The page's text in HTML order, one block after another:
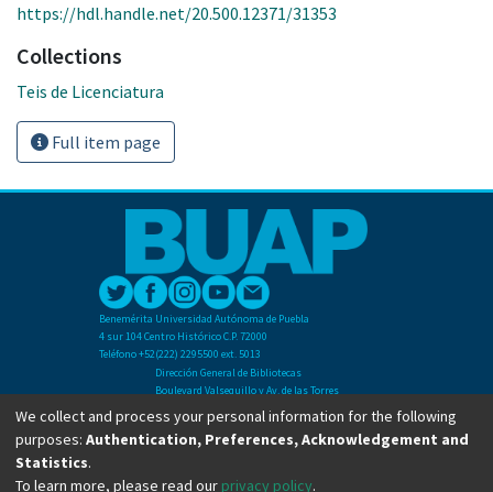
https://hdl.handle.net/20.500.12371/31353
Collections
Teis de Licenciatura
Full item page
Benemérita Universidad Autónoma de Puebla
4 sur 104 Centro Histórico C.P. 72000
Teléfono +52(222) 2295500 ext. 5013
Dirección General de Bibliotecas
Boulevard Valsequillo y Av. de las Torres
Ciudad Universitaria. Col. San Manuel
C.P. 72570
Teléfono +52 (222) 2295500 Ext 2901
We collect and process your personal information for the following
purposes: Authentication, Preferences, Acknowledgement and
Statistics.
To learn more, please read our privacy policy.